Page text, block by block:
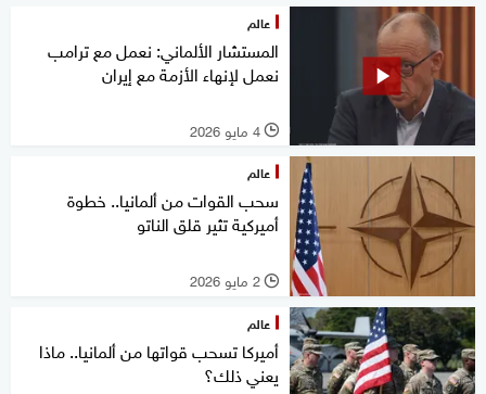
عالم
المستشار الألماني: نعمل مع ترامب
نعمل لإنهاء الأزمة مع إيران
l 4 مايو 2026
عالم
سحب القوات من ألمانيا.. خطوة
أميركية تثير قلق الناتو
l 2 مايو 2026
عالم
أميركا تسحب قواتها من ألمانيا.. ماذا
يعني ذلك؟